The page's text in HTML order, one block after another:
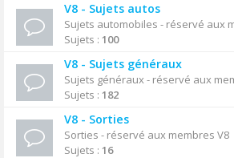
V8 - Sujets autos
Sujets automobiles - réservé aux
Sujets : 100
V8 - Sujets généraux
Sujets généraux - réservé aux
Sujets : 182
V8 - Sorties
Sorties - réservé aux membres V8
Sujets : 16